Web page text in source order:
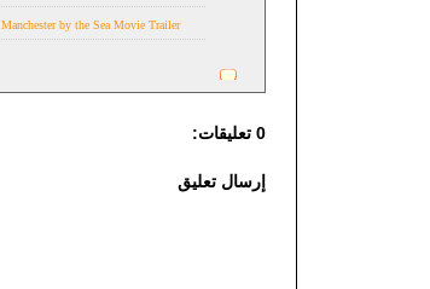
Manchester by the Sea Movie Trailer
0 تعليقات:
إرسال تعليق